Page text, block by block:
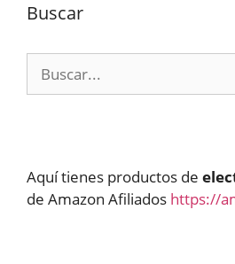
Buscar
Aquí tienes productos de
de Amazon Afiliados https://